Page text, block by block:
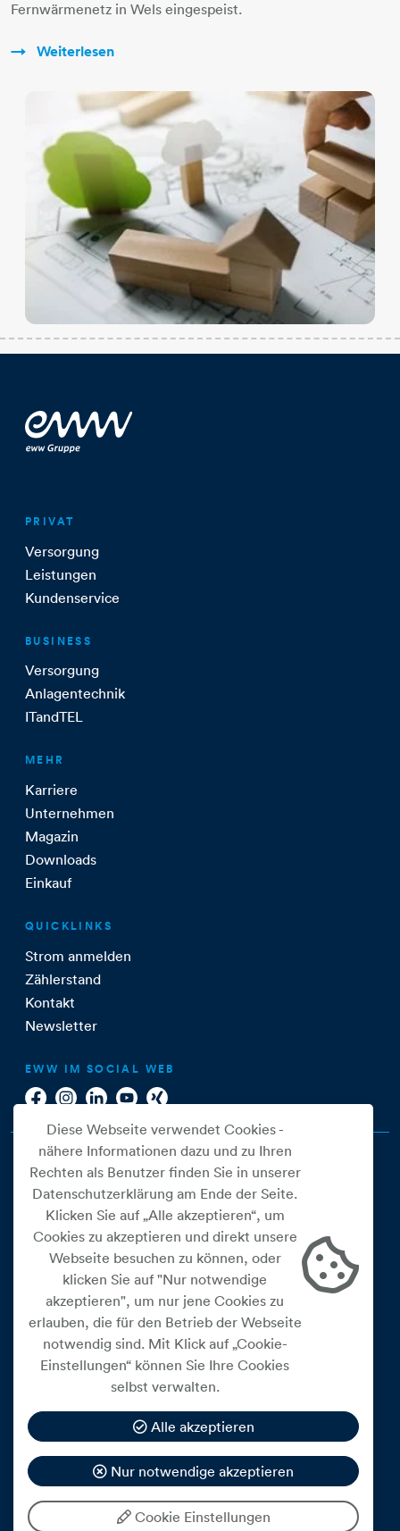
Fernwärmenetz in Wels eingespeist.
Weiterlesen
PRIVAT
Versorgung
Leistungen
Kundenservice
BUSINESS
Versorgung
Anlagentechnik
ITandTEL
MEHR
Karriere
Unternehmen
Magazin
Downloads
Einkauf
QUICKLINKS
Strom anmelden
Zählerstand
Kontakt
Newsletter
EWW IM SOCIAL WEB
Cookie Einstellungen
Datenschutz
Impressum
Widerrufsbelehrung
Medienfreiheitsgesetz
Barrierefreiheitserklärung
Hinweisgeberschutz
Mein Konto
Diese Webseite verwendet Cookies -
nähere Informationen dazu und zu Ihren
Rechten als Benutzer finden Sie in unserer
Datenschutzerklärung am Ende der Seite.
Klicken Sie auf „Alle akzeptieren“, um
Cookies zu akzeptieren und direkt unsere
Webseite besuchen zu können, oder
klicken Sie auf "Nur notwendige
akzeptieren", um nur jene Cookies zu
erlauben, die für den Betrieb der Webseite
notwendig sind. Mit Klick auf „Cookie-
Einstellungen“ können Sie Ihre Cookies
selbst verwalten.
Alle akzeptieren
Nur notwendige akzeptieren
Cookie Einstellungen